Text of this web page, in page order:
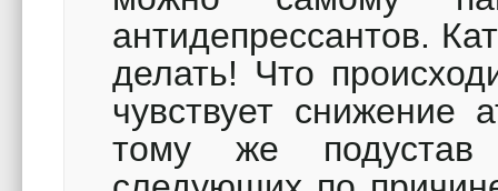
антидепрессантов.
делать! Что
чувствует снижение
тому же